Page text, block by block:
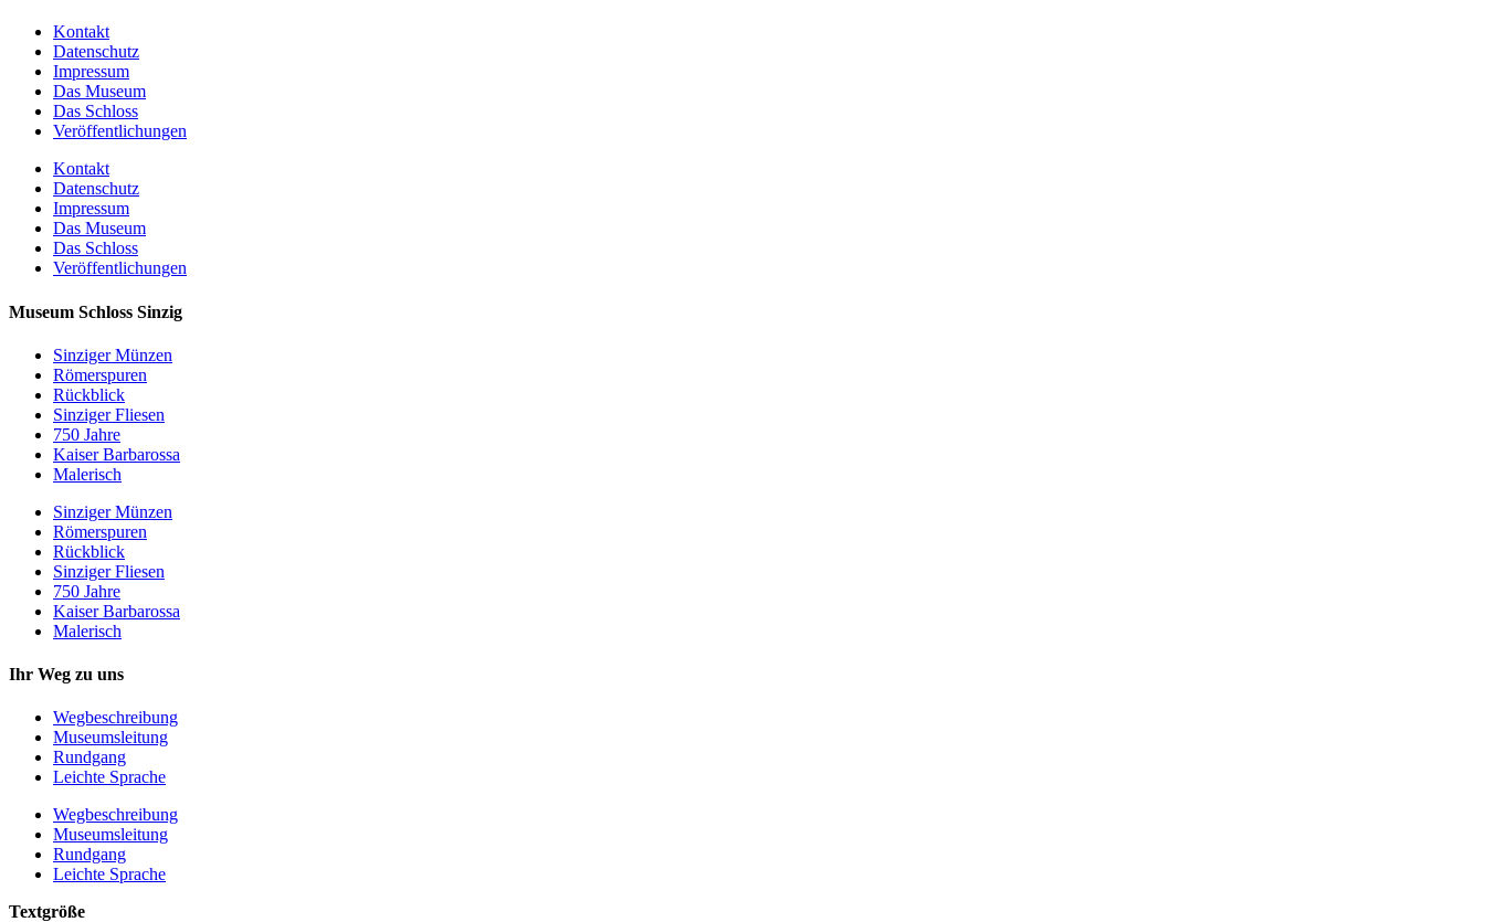
Kontakt
Datenschutz
Impressum
Das Museum
Das Schloss
Veröffentlichungen
Kontakt
Datenschutz
Impressum
Das Museum
Das Schloss
Veröffentlichungen
Museum Schloss Sinzig
Sinziger Münzen
Römerspuren
Rückblick
Sinziger Fliesen
750 Jahre
Kaiser Barbarossa
Malerisch
Sinziger Münzen
Römerspuren
Rückblick
Sinziger Fliesen
750 Jahre
Kaiser Barbarossa
Malerisch
Ihr Weg zu uns
Wegbeschreibung
Museumsleitung
Rundgang
Leichte Sprache
Wegbeschreibung
Museumsleitung
Rundgang
Leichte Sprache
Textgröße